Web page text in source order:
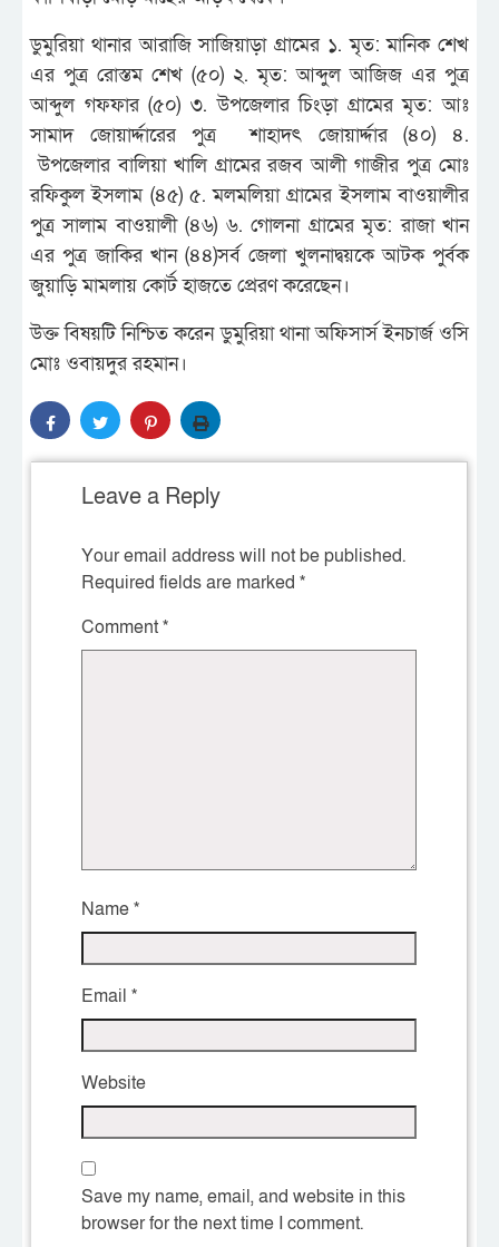
ডুমুরিয়া থানার আরাজি সাজিয়াড়া গ্রামের ১. মৃত: মানিক শেখ
এর পুত্র রোস্তম শেখ (৫০) ২. মৃত: আব্দুল আজিজ এর পুত্র
আব্দুল গফফার (৫০) ৩. উপজেলার চিংড়া গ্রামের মৃত: আঃ
সামাদ জোয়ার্দ্দারের পুত্র শাহাদৎ জোয়ার্দ্দার (৪০) ৪.
উপজেলার বালিয়া খালি গ্রামের রজব আলী গাজীর পুত্র মোঃ
রফিকুল ইসলাম (৪৫) ৫. মলমলিয়া গ্রামের ইসলাম বাওয়ালীর
পুত্র সালাম বাওয়ালী (৪৬) ৬. গোলনা গ্রামের মৃত: রাজা খান
এর পুত্র জাকির খান (৪৪)সর্ব জেলা খুলনাদ্বয়কে আটক পুর্বক
জুয়াড়ি মামলায় কোর্ট হাজতে প্রেরণ করেছেন।
উক্ত বিষয়টি নিশ্চিত করেন ডুমুরিয়া থানা অফিসার্স ইনচার্জ ওসি
মোঃ ওবায়দুর রহমান।
Leave a Reply
Your email address will not be published.
Required fields are marked *
Comment*
Name*
Email *
Website
Save my name, email, and website in this
browser for the next time I comment.